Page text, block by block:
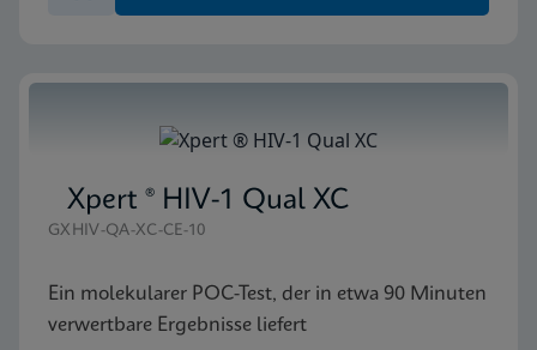
Xpert ® HIV-1 Qual XC
GXHIV-QA-XC-CE-10
Ein molekularer POC-Test, der in etwa 90 Minuten
verwertbare Ergebnisse liefert